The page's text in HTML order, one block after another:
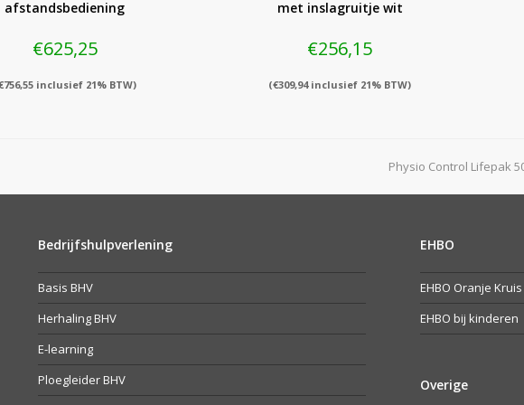
afstandsbediening
€625,25
756,55inclusief 21% BTW)
met inslagruitje wit
€256,15
(€309,94inclusief 21% BTW)
next
Physio Control Lifepak
Bedrijfshulpverlening
Basis BHV
Herhaling BHV
E-learning
Ploegleider BHV
EHBO
EHBO Oranje Kruis
EHBO bij kinderen
Overige